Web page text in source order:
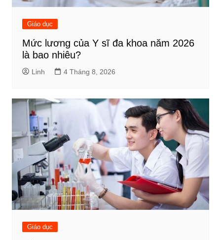
Giáo dục
Mức lương của Y sĩ đa khoa năm 2026
là bao nhiêu?
Linh 4 Tháng 8, 2026
Giáo dục